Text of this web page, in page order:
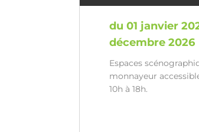
du 01 janvier
décembre 2026
Espaces
monnayeur
10h à 18h.